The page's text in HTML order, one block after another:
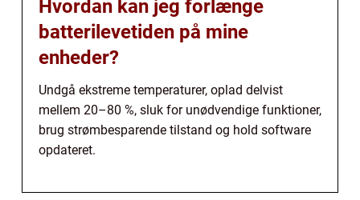
Hvordan kan jeg forlænge
batterilevetiden på mine
enheder?
Undgå ekstreme temperaturer, oplad delvist
mellem 20–80 %, sluk for unødvendige funktioner,
brug strømbesparende tilstand og hold software
opdateret.